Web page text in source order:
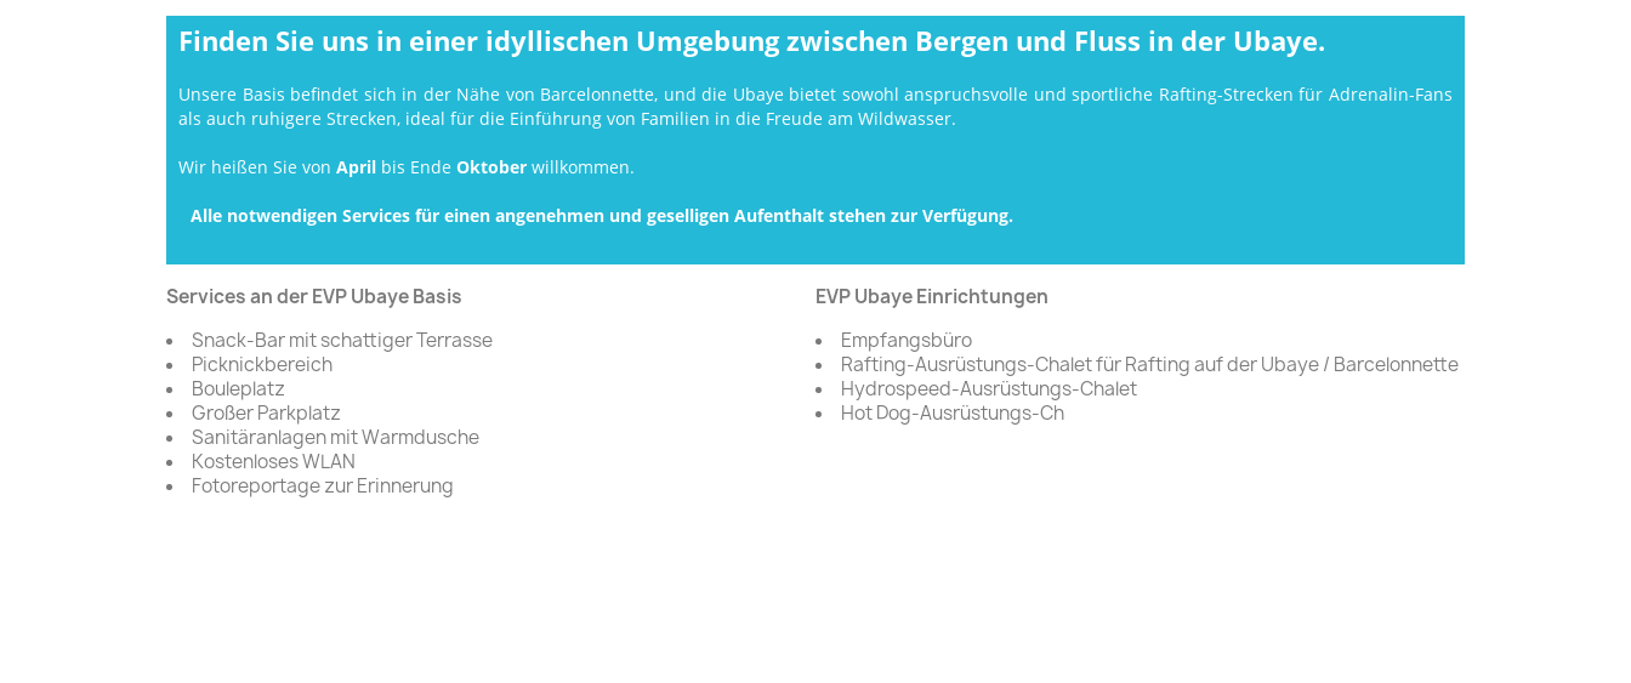
Finden Sie uns in einer idyllischen Umgebung zwischen Bergen und Fluss in der Ubaye.
Unsere Basis befindet sich in der Nähe von Barcelonnette, und die Ubaye bietet sowohl anspruchsvolle und sportliche Rafting-Strecken für Adrenalin-Fans
als auch ruhigere Strecken, ideal für die Einführung von Familien in die Freude am Wildwasser.
Wir heißen Sie von April bis Ende Oktober willkommen.
Alle notwendigen Services für einen angenehmen und geselligen Aufenthalt stehen zur Verfügung.
Services an der EVP Ubaye Basis
Snack-Bar mit schattiger Terrasse
Picknickbereich
Bouleplatz
Großer Parkplatz
Sanitäranlagen mit Warmdusche
Kostenloses WLAN
Fotoreportage zur Erinnerung
EVP Ubaye Einrichtungen
Empfangsbüro
Rafting-Ausrüstungs-Chalet für Rafting auf der Ubaye / Barcelonnette
Hydrospeed-Ausrüstungs-Chalet
Hot Dog-Ausrüstungs-Ch